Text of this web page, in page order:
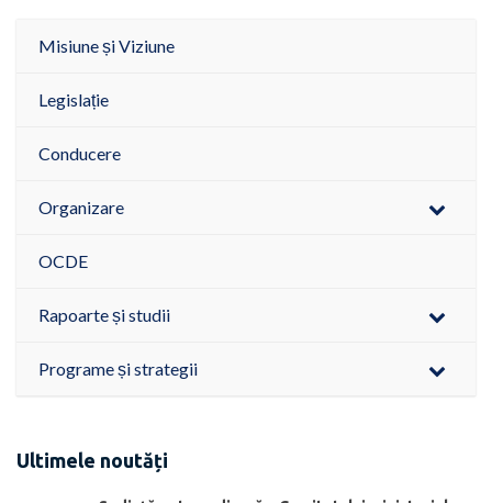
Misiune și Viziune
Legislație
Conducere
Organizare
OCDE
Rapoarte și studii
Programe și strategii
Ultimele noutăți